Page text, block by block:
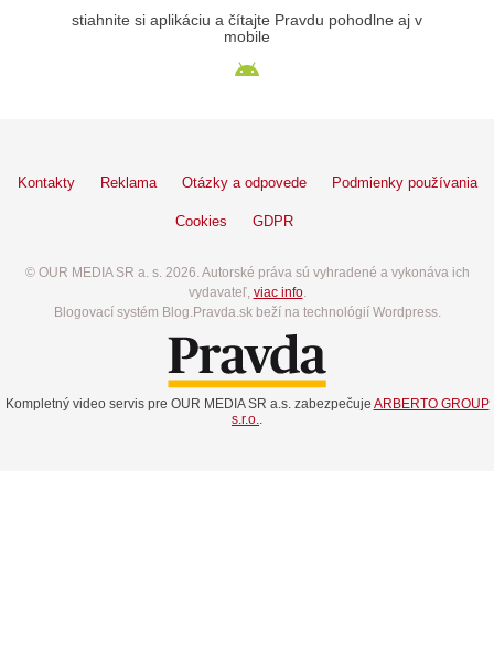
stiahnite si aplikáciu a čítajte Pravdu pohodlne aj v
mobile
Kontakty Reklama Otázky a odpovede Podmienky používania
Cookies GDPR
© OUR MEDIA SR a. s. 2026. Autorské práva sú vyhradené a vykonáva ich
vydavateľ, viac info.
Blogovací systém Blog.Pravda.sk beží na technológií Wordpress.
Kompletný video servis pre OUR MEDIA SR a.s. zabezpečuje ARBERTO GROUP
s.r.o..